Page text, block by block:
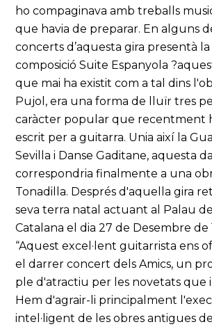
ho compaginava amb treballs
que havia de preparar. En alguns
concerts d’aquesta gira presentà la
composició Suite Espanyola
que mai ha existit com a tal dins
Pujol, era una forma de lluïr tres
caràcter popular que recentment
escrit per a guitarra. Unia així la
Sevilla i Danse Gaditane, aquesta
correspondria finalmente a una
Tonadilla. Després d'aquella gira
seva terra natal actuant al Palau
Catalana el dia 27 de Desembre de
“Aquest excel·lent guitarrista ens
el darrer concert dels Amics, un
ple d'atractiu per les novetats que
Hem d'agrair-li principalment
intel·ligent de les obres antigues